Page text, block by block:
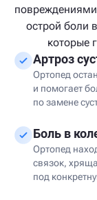
острой боли
которые
Артроз
Ортопед
и помогает
по замене
Боль в
Ортопед
связок,
под